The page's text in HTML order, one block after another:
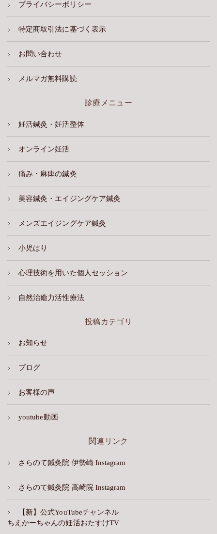
プライバシーポリシー
特定商取引法に基づく表示
お問い合わせ
メルマガ無料購読
診療メニュー
妊活鍼灸・妊活整体
オンライン妊活
痛み・麻痺の鍼灸
美容鍼灸・エイジングケア鍼灸
メンズエイジングケア鍼灸
小児はり
心理技術を用いた個人セッション
自然治癒力活性療法
投稿カテゴリ
お知らせ
ブログ
お客様の声
youtube動画
関連リンク
さらのて鍼灸院 伊勢崎 Instagram
さらのて鍼灸院 高崎院 Instagram
【新】公式YouTubeチャンネル
ちえかーちゃんの妊活おたすけTV